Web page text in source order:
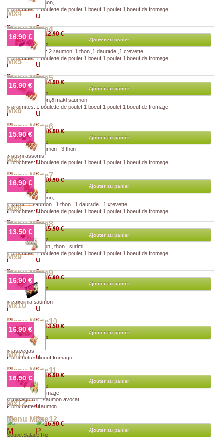
Ajouter au panier
8 california saumon,
4 brochttes: 1 boulette de poulet,1 boeuf,1 poulet,1 boeuf de fromage
12.90 €
Ajouter au panier
Mx4
Menu Mixte4
Soupe,Salade,Riz
5 sushi assortis : 2 saumon, 1 thon ,1 daurade ,1 crevette,
4 brochttes: 1 boulette de poulet,1 boeuf,1 poulet,1 boeuf de fromage
14.90 €
Ajouter au panier
16.90 €
Mx5
Menu Mixte5
Soupe,Salade,Riz
8 sashimi saumon,8 maki saumon,
4 brochttes: 1 boulette de poulet,1 boeuf,1 poulet,1 boeuf de fromage
16.90 €
Ajouter au panier
16.90 €
Mx6
Menu Mixte6
Soupe,Salade,Riz
6 sashimi : 3 saumon , 3 thon
3 sushi assortis
4 brochttes: 1 boulette de poulet,1 boeuf,1 poulet,1 boeuf de fromage
16.90 €
Ajouter au panier
15.90 €
Mx7
Menu Mixte7
Soupe,Salade,Riz
8 california saumon,
4 sushi : 1 saumon , 1 thon , 1 daurade , 1 crevette
4 brochttes: 1 boulette de poulet,1 boeuf,1 poulet,1 boeuf de fromage
15.90 €
Ajouter au panier
16.90 €
Mx8
Menu Mixte8
Soupe,Salade,Riz
3 temaki : saumon , thon , surimi
4 brochttes: 1 boulette de poulet,1 boeuf,1 poulet,1 boeuf de fromage
16.90 €
Ajouter au panier
13.50 €
Mx9
Menu Mixte9
Soupe,Salade,Riz
6 raviolis grillés
8 california saumon
13.50 €
Ajouter au panier
16.90 €
Mx10
Menu Mixte10
Soupe,Salade,Riz
8 printemps rolls
8 las vegas
2 brochettes boeuf fromage
16.90 €
Ajouter au panier
16.90 €
Mx11
Menu Mixte11
Soupe,Salade,Riz
8 saumon roll fromage
8 masago roll : saumon avocat
2 brochettes saumon
16.90 €
16.90 €
Mx12
Menu Mixte12
Soupe,Salade,Riz